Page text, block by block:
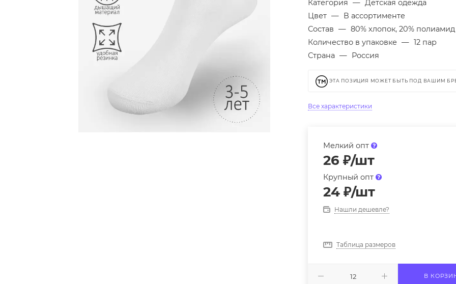
Категория — Детская одежда
Цвет — В ассортименте
Состав — 80% хлопок, 20% полиамид
Количество в упаковке — 12 пар
Страна — Россия
ЭТА ПОЗИЦИЯ МОЖЕТ БЫТЬ ПОД ВАШИМ
Все характеристики
Мелкий опт
26 ₽/шт
Крупный опт
24 ₽/шт
Нашли дешевле?
Таблица размеров
В